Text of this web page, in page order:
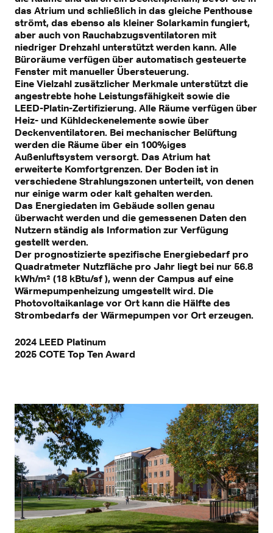
das Atrium und schließlich in das gleiche Penthouse
strömt, das ebenso als kleiner Solarkamin fungiert,
aber auch von Rauchabzugsventilatoren mit
niedriger Drehzahl unterstützt werden kann. Alle
Büroräume verfügen über automatisch gesteuerte
Fenster mit manueller Übersteuerung.
Eine Vielzahl zusätzlicher Merkmale unterstützt die
angestrebte hohe Leistungsfähigkeit sowie die
LEED-Platin-Zertifizierung. Alle Räume verfügen über
Heiz- und Kühldeckenelemente sowie über
Deckenventilatoren. Bei mechanischer Belüftung
werden die Räume über ein 100%iges
Außenluftsystem versorgt. Das Atrium hat
erweiterte Komfortgrenzen. Der Boden ist in
verschiedene Strahlungszonen unterteilt, von denen
nur einige warm oder kalt gehalten werden.
Das Energiedaten im Gebäude sollen genau
überwacht werden und die gemessenen Daten den
Nutzern ständig als Information zur Verfügung
gestellt werden.
Der prognostizierte spezifische Energiebedarf pro
Quadratmeter Nutzfläche pro Jahr liegt bei nur 56.8
kWh/m² (18 kBtu/sf ), wenn der Campus auf eine
Wärmepumpenheizung umgestellt wird. Die
Photovoltaikanlage vor Ort kann die Hälfte des
Strombedarfs der Wärmepumpen vor Ort erzeugen.
2024 LEED Platinum
2025 COTE Top Ten Award